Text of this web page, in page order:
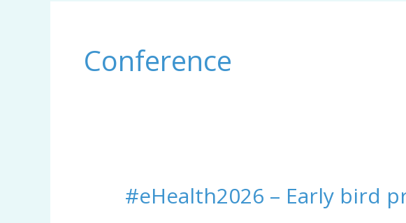
Conference
#eHealth2026 – Early bird
#eHealth2026